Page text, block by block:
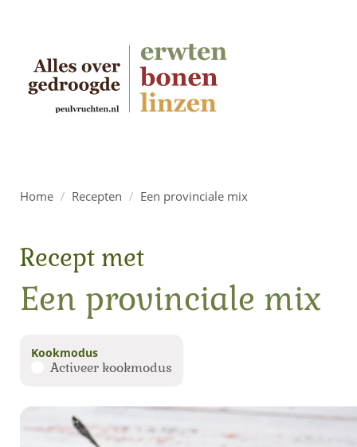
Home / Recepten / Een provinciale mix
Kookmodus
Activeer kookmodus
Een provinciale mix
Recept met